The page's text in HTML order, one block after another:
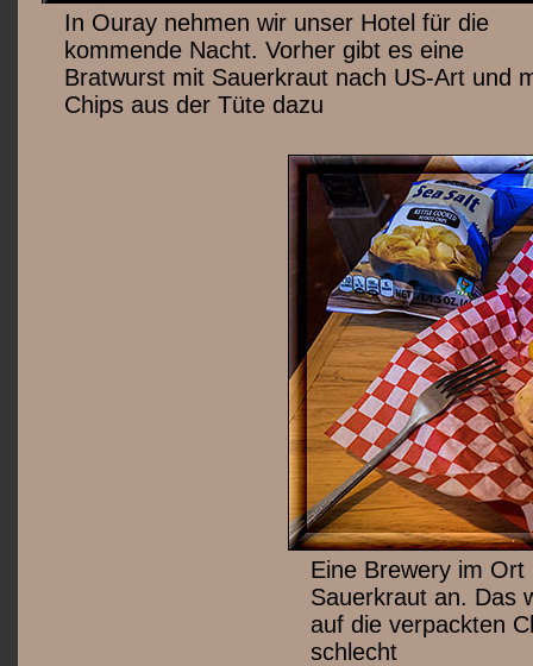
In Ouray nehmen wir unser Hotel für die
kommende Nacht. Vorher gibt es eine
Bratwurst mit Sauerkraut nach US-Art und
Chips aus der Tüte dazu
Eine Brewery im
Sauerkraut an. Das
auf die verpackten
schlecht